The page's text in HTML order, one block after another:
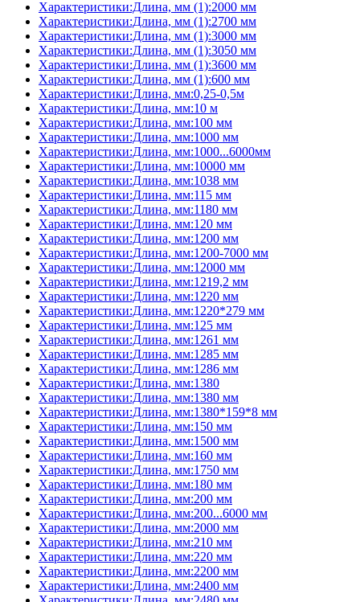
Характеристики:Длина, мм (1):2000 мм
Характеристики:Длина, мм (1):2700 мм
Характеристики:Длина, мм (1):3000 мм
Характеристики:Длина, мм (1):3050 мм
Характеристики:Длина, мм (1):3600 мм
Характеристики:Длина, мм (1):600 мм
Характеристики:Длина, мм:0,25-0,5м
Характеристики:Длина, мм:10 м
Характеристики:Длина, мм:100 мм
Характеристики:Длина, мм:1000 мм
Характеристики:Длина, мм:1000...6000мм
Характеристики:Длина, мм:10000 мм
Характеристики:Длина, мм:1038 мм
Характеристики:Длина, мм:115 мм
Характеристики:Длина, мм:1180 мм
Характеристики:Длина, мм:120 мм
Характеристики:Длина, мм:1200 мм
Характеристики:Длина, мм:1200-7000 мм
Характеристики:Длина, мм:12000 мм
Характеристики:Длина, мм:1219,2 мм
Характеристики:Длина, мм:1220 мм
Характеристики:Длина, мм:1220*279 мм
Характеристики:Длина, мм:125 мм
Характеристики:Длина, мм:1261 мм
Характеристики:Длина, мм:1285 мм
Характеристики:Длина, мм:1286 мм
Характеристики:Длина, мм:1380
Характеристики:Длина, мм:1380 мм
Характеристики:Длина, мм:1380*159*8 мм
Характеристики:Длина, мм:150 мм
Характеристики:Длина, мм:1500 мм
Характеристики:Длина, мм:160 мм
Характеристики:Длина, мм:1750 мм
Характеристики:Длина, мм:180 мм
Характеристики:Длина, мм:200 мм
Характеристики:Длина, мм:200...6000 мм
Характеристики:Длина, мм:2000 мм
Характеристики:Длина, мм:210 мм
Характеристики:Длина, мм:220 мм
Характеристики:Длина, мм:2200 мм
Характеристики:Длина, мм:2400 мм